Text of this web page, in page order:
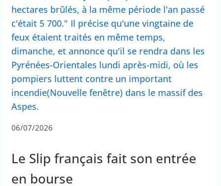
hectares brûlés, à la même période l'an passé
c'était 5 700." Il précise qu'une vingtaine de
feux étaient traités en même temps,
dimanche, et annonce qu'il se rendra dans les
Pyrénées-Orientales lundi après-midi, où les
pompiers luttent contre un important
incendie(Nouvelle fenêtre) dans le massif des
Aspes.
06/07/2026
Le Slip français fait son entrée
en bourse